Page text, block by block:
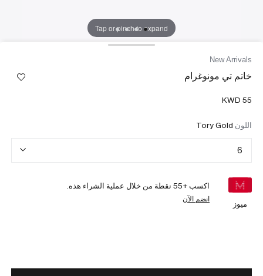
Tap or pinch to expand
New Arrivals
خاتم تي مونوغرام
اللون Tory Gold
6
ميوز
اكسب +55 نقطة من خلال عملية الشراء هذه.
انضم الآن